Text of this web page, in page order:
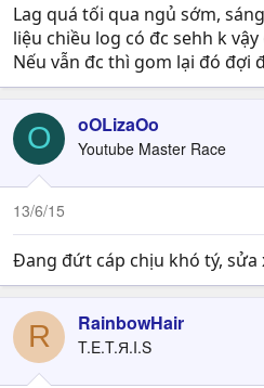
Lag quá tối qua ngủ sớm,
liệu chiều log có đc sehh k vậy
Nếu vẫn đc thì gom lại đó đợi
O oOLizaOo
Youtube Master Race
13/6/15
Đang đứt cáp chịu khó tý, sửa
R RainbowHair
T.E.T.Я.I.S